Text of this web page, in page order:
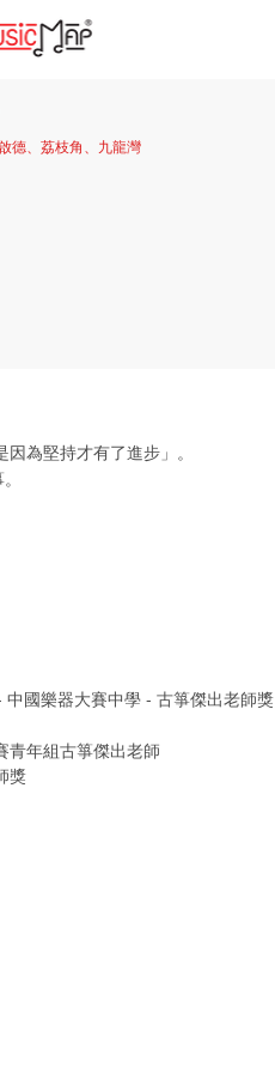
德、荔枝角、九龍灣
為堅持才有了進步」。
國樂器大賽中學 - 古箏傑出老師獎
青年組古箏傑出老師
獎